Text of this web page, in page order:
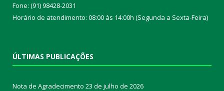
Fone: (91) 98428-2031
Horário de atendimento: 08:00 às 14:00h (Segunda a Sexta-Feira)
ÚLTIMAS PUBLICAÇÕES
Nota de Agradecimento 23 de julho de 2026